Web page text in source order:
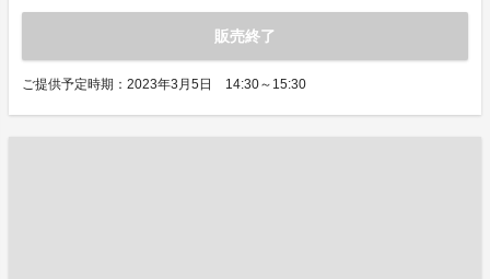
販売終了
ご提供予定時期：2023年3月5日 14:30～15:30